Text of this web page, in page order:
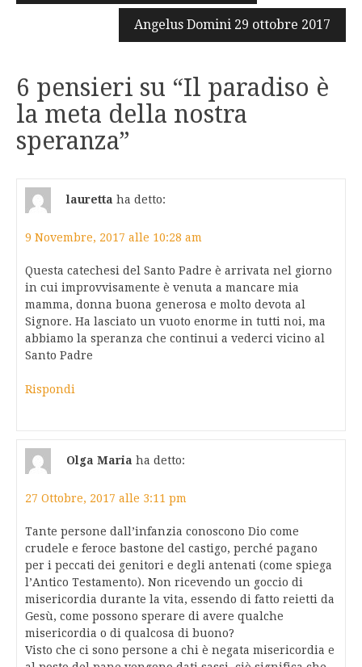
articoli
Angelus Domini 29 ottobre 2017
6 pensieri su “Il paradiso è
la meta della nostra
speranza”
lauretta ha detto:
9 Novembre, 2017 alle 10:28 am
Questa catechesi del Santo Padre è arrivata nel giorno
in cui improvvisamente è venuta a mancare mia
mamma, donna buona generosa e molto devota al
Signore. Ha lasciato un vuoto enorme in tutti noi, ma
abbiamo la speranza che continui a vederci vicino al
Santo Padre
Rispondi
Olga Maria ha detto:
27 Ottobre, 2017 alle 3:11 pm
Tante persone dall’infanzia conoscono Dio come
crudele e feroce bastone del castigo, perché pagano
per i peccati dei genitori e degli antenati (come spiega
l’Antico Testamento). Non ricevendo un goccio di
misericordia durante la vita, essendo di fatto reietti da
Gesù, come possono sperare di avere qualche
misericordia o di qualcosa di buono?
Visto che ci sono persone a chi è negata misericordia e